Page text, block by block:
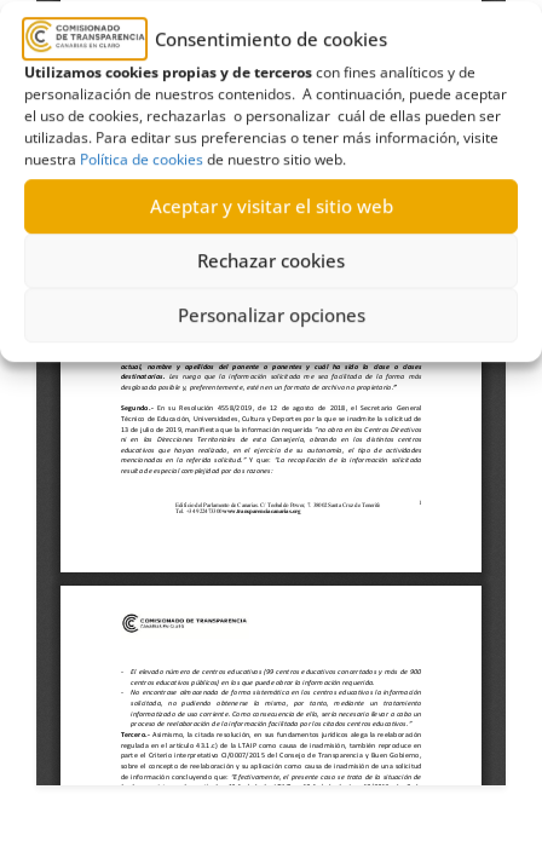
Consentimiento de cookies
Utilizamos cookies propias y de terceroscon fines analíticos y de
personalización de nuestros contenidos. A continuación, puede aceptar
el uso de cookies, rechazarlas o personalizar cuál de ellas pueden ser
utilizadas. Para editar sus preferencias o tener más información, visite
nuestra Política de cookiesde nuestro sitio web.
Aceptar y visitar el sitio web
Rechazar cookies
Personalizar opciones